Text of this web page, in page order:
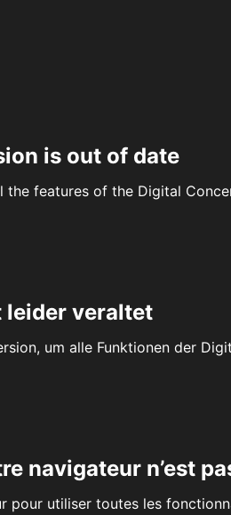
is out of date
the features of the Digital
leider veraltet
um alle Funktionen der
navigateur n’est
pour utiliser toutes les